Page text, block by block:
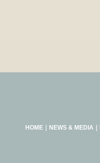
HOME｜ NEWS & MEDIA